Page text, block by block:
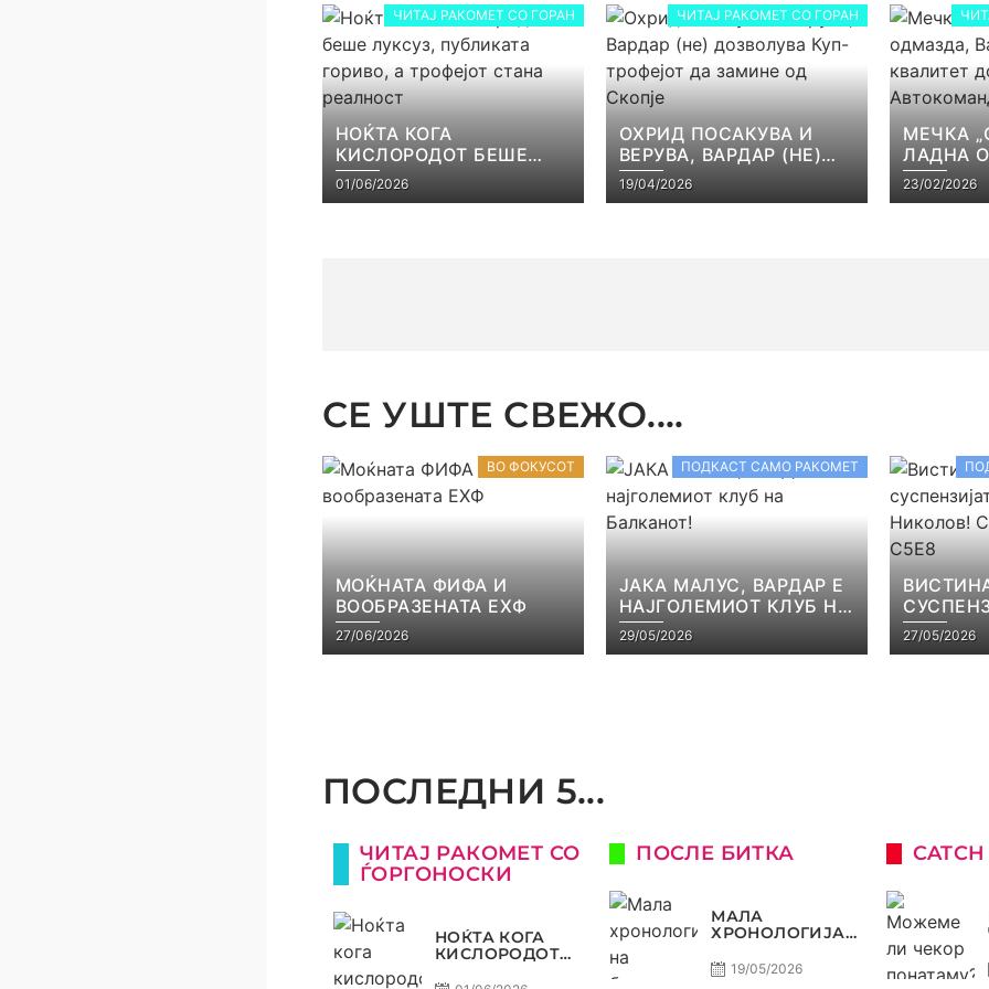
ЧИТАЈ РАКОМЕТ СО ГОРАН
НОЌТА КОГА
КИСЛОРОДОТ БЕШЕ
ЛУКСУЗ, ПУБЛИКАТА
ГОРИВО, А ТРОФЕЈОТ
01/06/2026
ЧИТАЈ РАКОМЕТ СО ГОРАН
ОХРИД ПОСАКУВА И
ВЕРУВА, ВАРДАР (НЕ)
ДОЗВОЛУВА КУП-
ТРОФЕЈОТ ДА ЗАМИНЕ
19/04/2026
МЕЧКА
ЛАДНА
ВАРДАР
23/02/2026
СЕ УШТЕ СВЕЖО....
ВО ФОКУСОТ
МОЌНАТА ФИФА И
ВООБРАЗЕНАТА ЕХФ
27/06/2026
ПОДКАСТ САМО РАКОМЕТ
ЈАКА МАЛУС, ВАРДАР Е
НАЈГОЛЕМИОТ КЛУБ НА
БАЛКАНОТ!
29/05/2026
САМО
27/05/2026
ПОСЛЕДНИ 5...
ЧИТАЈ РАКОМЕТ СО
ЃОРГОНОСКИ
НОЌТА КОГА
КИСЛОРОДОТ
ПОСЛЕ БИТКА
МАЛА
ХРОНОЛОГИЈА
ЗА СВЕТСКО
19/05/2026